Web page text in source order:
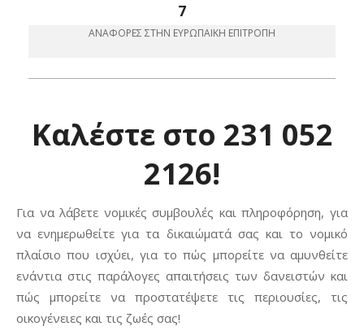
7
ΑΝΑΦΟΡΈΣ ΣΤΗΝ ΕΥΡΩΠΑΙΚΗ ΕΠΙΤΡΟΠΉ
Καλέστε στο 231 052
2126!
Για να λάβετε νομικές συμβουλές και πληροφόρηση, για
να ενημερωθείτε για τα δικαιώματά σας και το νομικό
πλαίσιο που ισχύει, για το πώς μπορείτε να αμυνθείτε
ενάντια στις παράλογες απαιτήσεις των δανειστών και
πώς μπορείτε να προστατέψετε τις περιουσίες, τις
οικογένειες και τις ζωές σας!